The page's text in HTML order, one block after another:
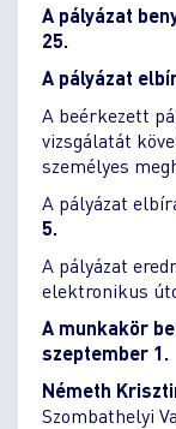
A pályázat
25.
A pályázat
A beérkezett
vizsgálatát
személyes
A pályázat
5.
A pályázat
elektronikus
A munkakör
szeptember 1.
Németh
Szombathelyi